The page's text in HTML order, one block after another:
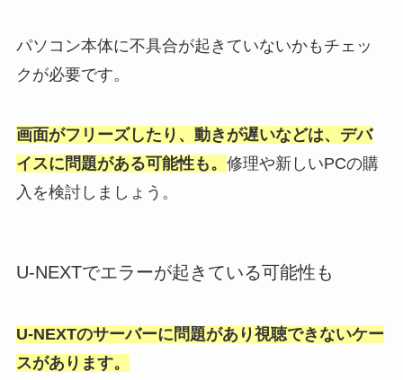
パソコン本体に不具合が起きていないかもチェッ
クが必要です。
画面がフリーズしたり、動きが遅いなどは、デバ
イスに問題がある可能性も。 修理や新しいPCの購
入を検討しましょう。
U-NEXTでエラーが起きている可能性も
U-NEXTのサーバーに問題があり視聴できないケー
スがあります。